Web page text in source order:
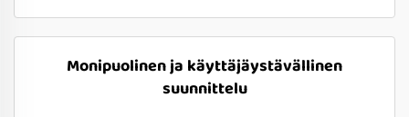
Monipuolinen ja käyttäjäystävällinen
suunnittelu